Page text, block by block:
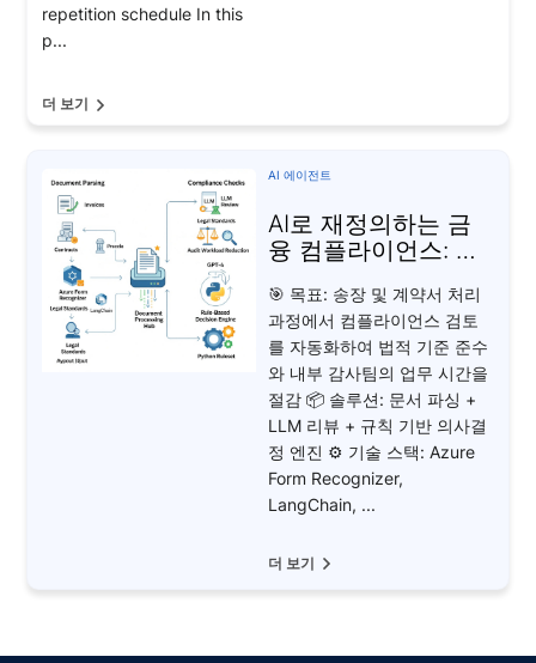
repetition schedule In this
p...
더 보기
AI 에이전트
AI로 재정의하는 금
융 컴플라이언스: 감
🎯 목표: 송장 및 계약서 처리
과정에서 컴플라이언스 검토
를 자동화하여 법적 기준 준수
와 내부 감사팀의 업무 시간을
절감 📦 솔루션: 문서 파싱 +
LLM 리뷰 + 규칙 기반 의사결
정 엔진 ⚙️ 기술 스택: Azure
Form Recognizer,
LangChain, ...
더 보기